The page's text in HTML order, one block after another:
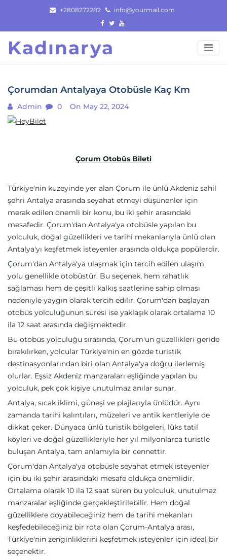
content
+2808272282 info@yourmail.com
Kadınarya
Çorumdan Antalyaya Otobüsle Kaç Km
Admin 0 On May 22, 2024
Çorum Otobüs Bileti
Türkiye'nin kuzeyinde yer alan Çorum ile ünlü Akdeniz sahil
şehri Antalya arasında seyahat etmeyi düşünenler için
merak edilen önemli bir konu, bu iki şehir arasındaki
mesafedir. Çorum'dan Antalya'ya otobüsle yapılan bu
yolculuk, doğal güzellikleri ve tarihi mekanlarıyla ünlü olan
Antalya'yı keşfetmek isteyenler arasında oldukça popülerdir.
Çorum'dan Antalya'ya ulaşmak için tercih edilen ulaşım
yolu genellikle otobüstür. Bu seçenek, hem rahatlık
sağlaması hem de çeşitli kalkış saatlerine sahip olması
nedeniyle yaygın olarak tercih edilir. Çorum'dan başlayan
otobüs yolculuğunun süresi ise yaklaşık olarak ortalama 10
ila 12 saat arasında değişmektedir.
Bu otobüs yolculuğu sırasında, Çorum'un güzellikleri geride
bırakılırken, yolcular Türkiye'nin en gözde turistik
destinasyonlarından biri olan Antalya'ya doğru ilerlemiş
olurlar. Eşsiz Akdeniz manzaraları eşliğinde yapılan bu
yolculuk, pek çok kişiye unutulmaz anılar sunar.
Antalya, sıcak iklimi, güneşi ve plajlarıyla ünlüdür. Aynı
zamanda tarihi kalıntıları, müzeleri ve antik kentleriyle de
dikkat çeker. Dünyaca ünlü turistik bölgeleri, lüks tatil
köyleri ve doğal güzellikleriyle her yıl milyonlarca turistle
buluşan Antalya, tam anlamıyla bir cennettir.
Çorum'dan Antalya'ya otobüsle seyahat etmek isteyenler
için bu iki şehir arasındaki mesafe oldukça önemlidir.
Ortalama olarak 10 ila 12 saat süren bu yolculuk, unutulmaz
manzaralar eşliğinde gerçekleştirilebilir. Hem doğal
güzelliklere doyabileceğiniz hem de tarihi mekanları
keşfedebileceğiniz bir rota olan Çorum-Antalya arası,
Türkiye'nin zenginliklerini keşfetmek isteyenler için ideal bir
seçenektir.